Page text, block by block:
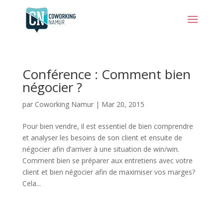
Conférence : Comment bien
négocier ?
par Coworking Namur| Mar 20, 2015
Pour bien vendre, il est essentiel de bien comprendre
et analyser les besoins de son client et ensuite de
négocier afin d’arriver à une situation de win/win.
Comment bien se préparer aux entretiens avec votre
client et bien négocier afin de maximiser vos marges?
Cela...